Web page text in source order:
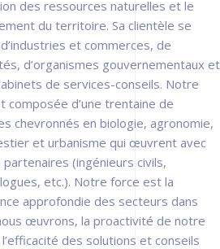
des ressources naturelles et le
du territoire. Sa clientèle se
et commerces, de
d’organismes gouvernementaux et
de services-conseils. Notre
composée d’une trentaine de
chevronnés en biologie, agronomie,
et urbanisme qui œuvrent avec
(ingénieurs civils,
etc.). Notre force est la
approfondie des secteurs dans
œuvrons, la proactivité de notre
des solutions et conseils